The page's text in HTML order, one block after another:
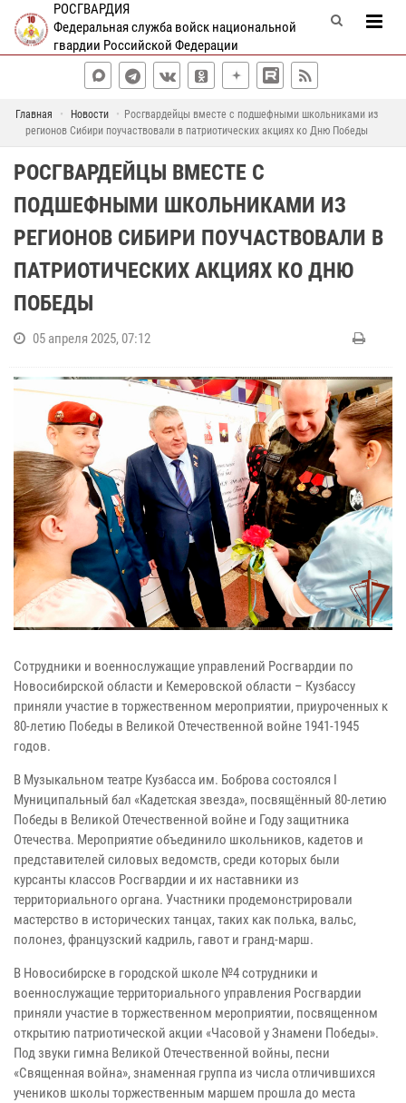
РОСГВАРДИЯ
Федеральная служба войск национальной
гвардии Российской Федерации
Главная Новости
Росгвардейцы вместе с подшефными школьниками из
регионов Сибири поучаствовали в патриотических акциях ко Дню Победы
РОСГВАРДЕЙЦЫ ВМЕСТЕ С
ПОДШЕФНЫМИ ШКОЛЬНИКАМИ ИЗ
РЕГИОНОВ СИБИРИ ПОУЧАСТВОВАЛИ В
ПАТРИОТИЧЕСКИХ АКЦИЯХ КО ДНЮ
ПОБЕДЫ
05 апреля 2025, 07:12
Сотрудники и военнослужащие управлений Росгвардии по
Новосибирской области и Кемеровской области – Кузбассу
приняли участие в торжественном мероприятии, приуроченных к
80-летию Победы в Великой Отечественной войне 1941-1945
годов.
В Музыкальном театре Кузбасса им. Боброва состоялся I
Муниципальный бал «Кадетская звезда», посвящённый 80-летию
Победы в Великой Отечественной войне и Году защитника
Отечества. Мероприятие объединило школьников, кадетов и
представителей силовых ведомств, среди которых были
курсанты классов Росгвардии и их наставники из
территориального органа. Участники продемонстрировали
мастерство в исторических танцах, таких как полька, вальс,
полонез, французский кадриль, гавот и гранд-марш.
В Новосибирске в городской школе №4 сотрудники и
военнослужащие территориального управления Росгвардии
приняли участие в торжественном мероприятии, посвященном
открытию патриотической акции «Часовой у Знамени Победы».
Под звуки гимна Великой Отечественной войны, песни
«Священная война», знаменная группа из числа отличившихся
учеников школы торжественным маршем прошла до места